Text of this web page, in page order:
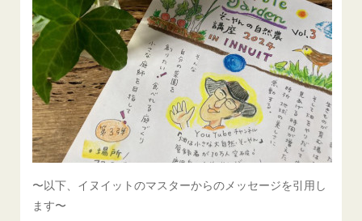
〜以下、イヌイットのマスターからのメッセージを引用し
ます〜